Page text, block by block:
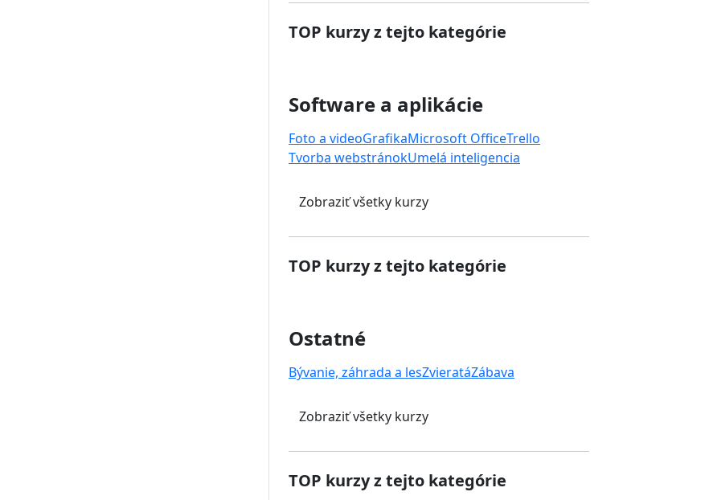
TOP kurzy z tejto kategórie
Software a aplikácie
Foto a videoGrafikaMicrosoft OfficeTrello
Tvorba webstránokUmelá inteligencia
Zobraziť všetky kurzy
TOP kurzy z tejto kategórie
Ostatné
Bývanie, záhrada a lesZvieratáZábava
Zobraziť všetky kurzy
TOP kurzy z tejto kategórie